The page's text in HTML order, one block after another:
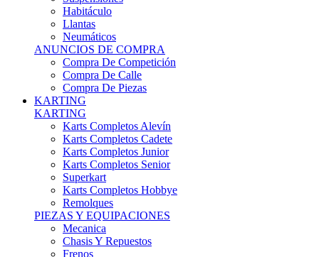
Llantas
Neumáticos
ANUNCIOS DE COMPRA
Compra De Competición
Compra De Calle
Compra De Piezas
KARTING
KARTING
Karts Completos Alevín
Karts Completos Cadete
Karts Completos Junior
Karts Completos Senior
Superkart
Karts Completos Hobbye
Remolques
PIEZAS Y EQUIPACIONES
Mecanica
Chasis Y Repuestos
Frenos
Llantas